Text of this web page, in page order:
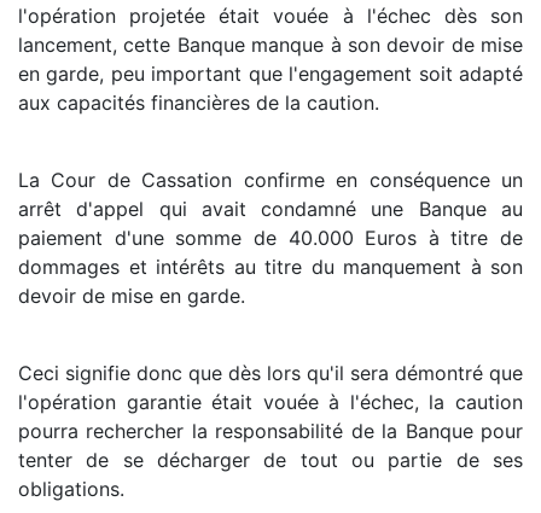
l'opération projetée était vouée à l'échec dès son
lancement, cette Banque manque à son devoir de mise
en garde, peu important que l'engagement soit adapté
aux capacités financières de la caution.
La Cour de Cassation confirme en conséquence un
arrêt d'appel qui avait condamné une Banque au
paiement d'une somme de 40.000 Euros à titre de
dommages et intérêts au titre du manquement à son
devoir de mise en garde.
Ceci signifie donc que dès lors qu'il sera démontré que
l'opération garantie était vouée à l'échec, la caution
pourra rechercher la responsabilité de la Banque pour
tenter de se décharger de tout ou partie de ses
obligations.